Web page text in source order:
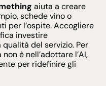
aiuta a creare
schede vino o
per l’ospite. Accogliere
investire
qualità del servizio. Per
è nell’adottare l’AI,
per ridefinire gli